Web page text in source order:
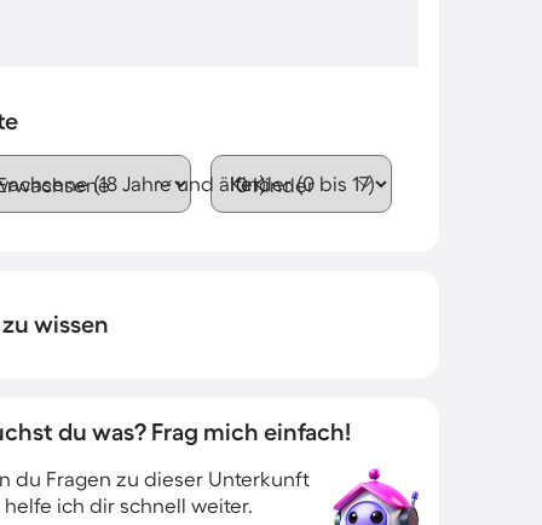
(18 Jahre und älter)Kinder (0 bis 17)
wissen
du was? Frag mich einfach!
du Fragen zu dieser Unterkunft
helfe ich dir schnell weiter.